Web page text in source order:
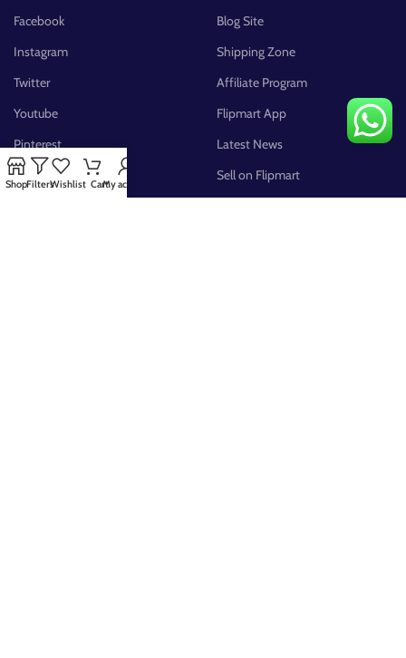
Facebook
Instagram
Twitter
Youtube
Pinterest
FB Group
Blog Site
Shipping Zone
Affiliate Program
Flipmart App
Latest News
Sell on Flipmart
ShopFiltersWishlist CartMy account